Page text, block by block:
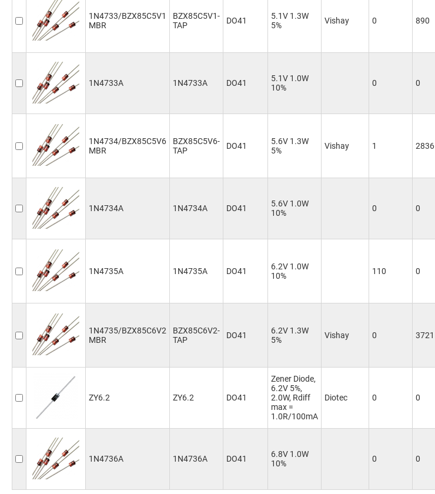
1N4733/BZX85C5V1
MBR
BZX85C5V1-
TAP
DO41
5.1V 1.3W
5%
Vishay 0 890
1N4733A 1N4733A DO41
5.1V 1.0W
10%
0 0
1N4734/BZX85C5V6
MBR
BZX85C5V6-
TAP
DO41
5.6V 1.3W
5%
Vishay 1 2836
1N4734A 1N4734A DO41
5.6V 1.0W
10%
0 0
1N4735A 1N4735A DO41
6.2V 1.0W
10%
110 0
1N4735/BZX85C6V2
MBR
BZX85C6V2-
TAP
DO41
6.2V 1.3W
5%
Vishay 0 3721
ZY6.2 ZY6.2 DO41
Zener Diode,
6.2V 5%,
2.0W, Rdiff
max =
1.0R/100mA
Diotec 0 0
1N4736A 1N4736A DO41
6.8V 1.0W
10%
0 0